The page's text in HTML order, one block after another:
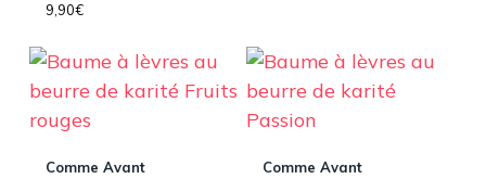
9,90€
Comme Avant Comme Avant